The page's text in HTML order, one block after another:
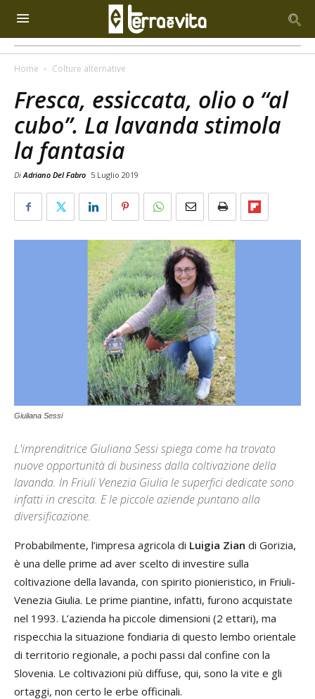
Home Colture alternative
Fresca, essiccata, olio o “al
cubo”. La lavanda stimola
la fantasia
DiAdriano Del Fabro 5 Luglio 2019
Giuliana Sessi
L'imprenditrice Giuliana Sessi spiega come ha trovato
nuove opportunità di business dalla coltivazione della
lavanda. In Friuli Venezia Giulia le superfici dedicate sono
infatti in crescita. E le piccole aziende puntano alla
diversificazione.
Probabilmente, l’impresa agricola di Luigia Zian di Gorizia,
è una delle prime ad aver scelto di investire sulla
coltivazione della lavanda, con spirito pionieristico, in Friuli-
Venezia Giulia. Le prime piantine, infatti, furono acquistate
nel 1993. L’azienda ha piccole dimensioni (2 ettari), ma
rispecchia la situazione fondiaria di questo lembo orientale
di territorio regionale, a pochi passi dal confine con la
Slovenia. Le coltivazioni più diffuse, qui, sono la vite e gli
ortaggi, non certo le erbe officinali.